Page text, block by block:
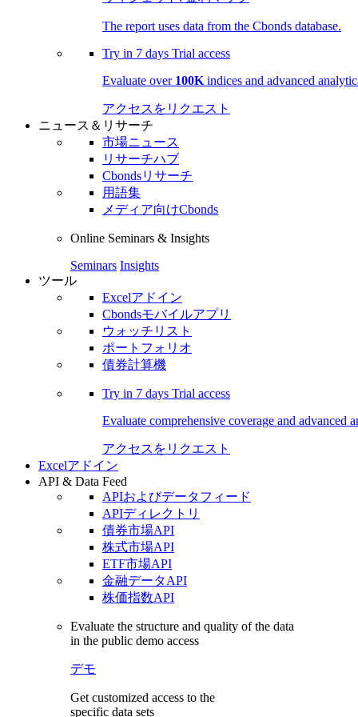
The report uses data from the Cbonds database.
Try in 7 days Trial access
Evaluate over 100K indices and advanced
アクセスをリクエスト
ニュース＆リサーチ
市場ニュース
リサーチハブ
Cbondsリサーチ
用語集
メディア向けCbonds
Online Seminars & Insights
Seminars Insights
ツール
Excelアドイン
Cbondsモバイルアプリ
ウォッチリスト
ポートフォリオ
債券計算機
Try in 7 days Trial access
Evaluate comprehensive coverage and advanced
アクセスをリクエスト
Excelアドイン
API & Data Feed
APIおよびデータフィード
APIディレクトリ
債券市場API
株式市場API
ETF市場API
金融データAPI
株価指数API
Evaluate the structure and quality of the data
in the public demo access
デモ
Get customized access to the
specific data sets